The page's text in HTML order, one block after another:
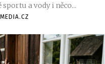
a vody i něco...